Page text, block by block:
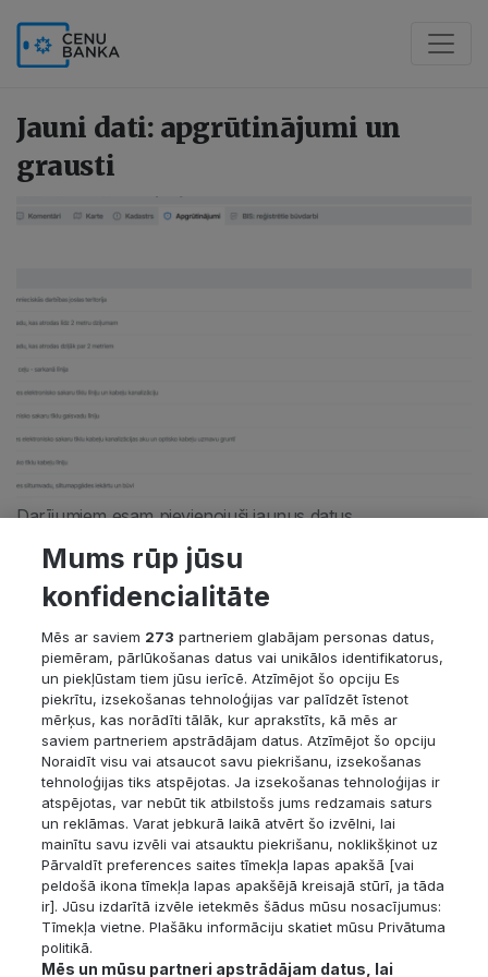
Jauni dati: apgrūtinājumi un
grausti
Darījumiem esam pievienojuši jaunus datus.
Rīgas dzīvokļu darījumiem, kuri notikuši ēkās, kuras
informācijas" parādās jauns ieraksts, kas informē par ēkai
piešķirto statusu.
Visiem darījumiem, kas atrodas ZB un Z kategorijās tiek
pievienota informācija par apgrūtinājumiem, kas redzami
kadastrā. Darījumiem informācija tiek pievienota reizi
mēnesī, attiecīgi pastāv iespēja, ka darījums noticis,
piemēram, pirms mēneša, kad īpašumam vēl nebija
konkrētais apgrūtinājums. Tāpēc, analizējot datus, aicinām
pievērst uzmanību datumam, uz kuru dati par
Mums rūp jūsu
konfidencialitāte
Mēs ar saviem 273 partneriem glabājam personas datus,
piemēram, pārlūkošanas datus vai unikālos identifikatorus,
un piekļūstam tiem jūsu ierīcē. Atzīmējot šo opciju Es
piekrītu, izsekošanas tehnoloģijas var palīdzēt īstenot
mērķus, kas norādīti tālāk, kur aprakstīts, kā mēs ar
saviem partneriem apstrādājam datus. Atzīmējot šo opciju
Noraidīt visu vai atsaucot savu piekrišanu, izsekošanas
tehnoloģijas tiks atspējotas. Ja izsekošanas tehnoloģijas ir
atspējotas, var nebūt tik atbilstošs jums redzamais saturs
un reklāmas. Varat jebkurā laikā atvērt šo izvēlni, lai
mainītu savu izvēli vai atsauktu piekrišanu, noklikšķinot uz
Pārvaldīt preferences saites tīmekļa lapas apakšā [vai
peldošā ikona tīmekļa lapas apakšējā kreisajā stūrī, ja tāda
ir]. Jūsu izdarītā izvēle ietekmēs šādus mūsu nosacījumus:
Tīmekļa vietne. Plašāku informāciju skatiet mūsu Privātuma
politikā.
Mēs un mūsu partneri apstrādājam datus, lai